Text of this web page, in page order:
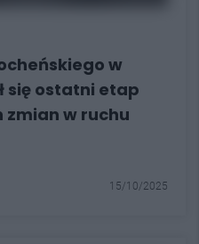
w
się ostatni etap
zmian w ruchu
15/10/2025